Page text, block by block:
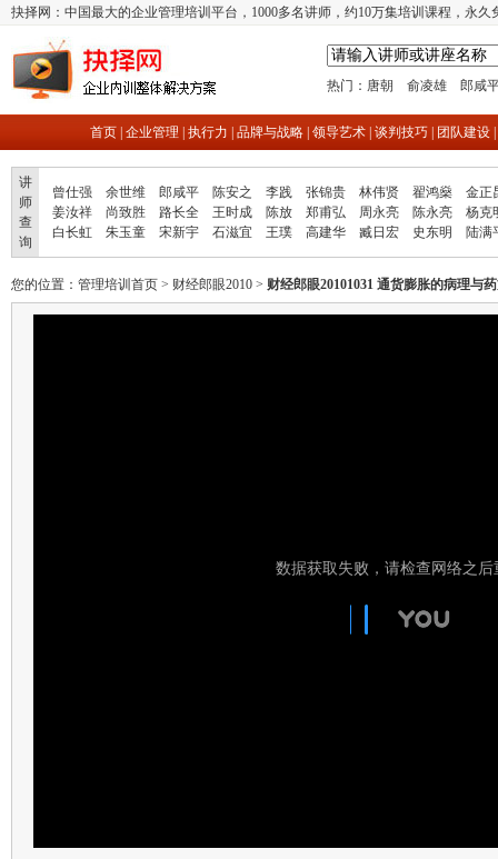
抉择网：中国最大的企业管理培训平台，1000多名讲师，约10万集培训课程，永
热门： 唐朝 俞凌雄 郎咸
首页| 企业管理 执行力 品牌与战略| 领导艺术| 谈判技巧| 团队建设|
讲
师
查
询
曾仕强 余世维 郎咸平 陈安之 李践 张锦贵 林伟贤 翟鸿燊
金正
姜汝祥
尚致胜 路长全 王时成 陈放 郑甫弘 周永亮 陈永亮
杨克
白长虹
朱玉童 宋新宇 石滋宜 王璞 高建华 臧日宏 史东明 陆满
您的位置： 管理培训首页 > 财经郎眼2010 > 财经郎眼20101031 通货膨胀的病理与